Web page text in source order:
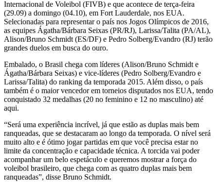
Internacional de Voleibol (FIVB) e que acontece de terça-feira
(29.09) a domingo (04.10), em Fort Lauderdale, nos EUA.
Selecionadas para representar o país nos Jogos Olímpicos de 2016,
as equipes Ágatha/Bárbara Seixas (PR/RJ), Larissa/Talita (PA/AL),
Alison/Bruno Schmidt (ES/DF) e Pedro Solberg/Evandro (RJ) terão
grandes duelos em busca do ouro.
Embalado, o Brasil chega com líderes (Alison/Bruno Schmidt e
Ágatha/Bárbara Seixas) e vice-líderes (Pedro Solberg/Evandro e
Larissa/Talita) do ranking da temporada 2015. Além disso, o país
também é o maior vencedor em torneios disputados nos EUA, tendo
conquistado 32 medalhas (20 no feminino e 12 no masculino) até
aqui.
“Será uma experiência incrível, já que estão as duplas mais bem
ranqueadas, que se destacaram ao longo da temporada. O nível será
muito alto e é ótimo jogar partidas em que você precisa estar no
limite da concentração e capacidade técnica. A torcida vai poder
acompanhar um belo espetáculo e queremos mostrar a força do
voleibol brasileiro, que chega com as quatro duplas mais bem
ranqueadas”, disse Bruno Schmidt.